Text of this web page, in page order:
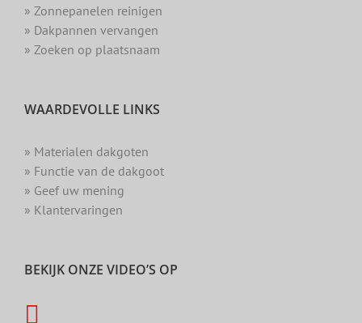
» Zonnepanelen reinigen
» Dakpannen vervangen
» Zoeken op plaatsnaam
WAARDEVOLLE LINKS
» Materialen dakgoten
» Functie van de dakgoot
» Geef uw mening
» Klantervaringen
BEKIJK ONZE VIDEO’S OP